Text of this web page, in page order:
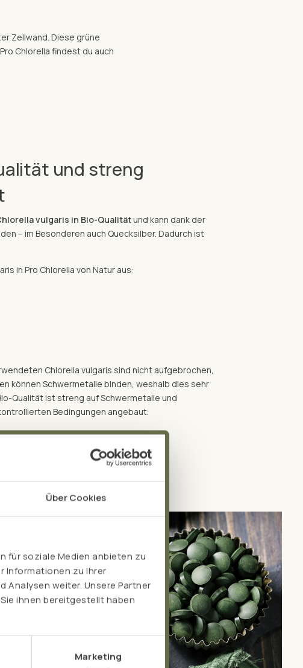
Über Cookies
für soziale Medien anbieten zu
Informationen zu Ihrer
Analysen weiter. Unsere Partner
ihnen bereitgestellt haben
Marketing
Zellwand. Diese grüne
Chlorella findest du auch
und streng
vulgaris in Bio-Qualitätund kann dank der
– im Besonderen auch Quecksilber. Dadurch ist
in Pro Chlorella von Natur aus:
Chlorella vulgaris sind nicht aufgebrochen,
können Schwermetalle binden, weshalb dies sehr
Qualität ist streng auf Schwermetalle und
Bedingungen angebaut.